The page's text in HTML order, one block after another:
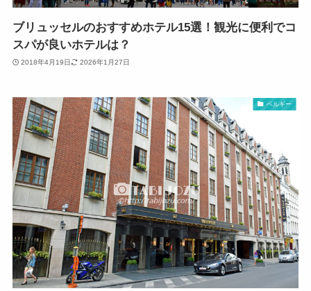
ブリュッセルのおすすめホテル15選！観光に便利でコ
スパが良いホテルは？
2018年4月19日 2026年1月27日
ベルギー